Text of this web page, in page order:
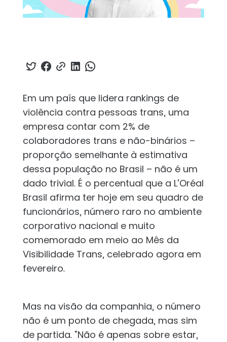
Em um país que lidera rankings de
violência contra pessoas trans, uma
empresa contar com 2% de
colaboradores trans e não-binários –
proporção semelhante à estimativa
dessa população no Brasil – não é um
dado trivial. É o percentual que a L’Oréal
Brasil afirma ter hoje em seu quadro de
funcionários, número raro no ambiente
corporativo nacional e muito
comemorado em meio ao Mês da
Visibilidade Trans, celebrado agora em
fevereiro.
Mas na visão da companhia, o número
não é um ponto de chegada, mas sim
de partida. “Não é apenas sobre estar,